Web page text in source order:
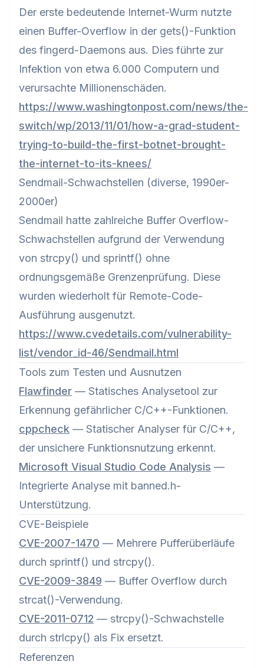
Der erste bedeutende Internet-Wurm nutzte
einen Buffer-Overflow in der gets()-Funktion
des fingerd-Daemons aus. Dies führte zur
Infektion von etwa 6.000 Computern und
verursachte Millionenschäden.
https://www.washingtonpost.com/news/the-
switch/wp/2013/11/01/how-a-grad-student-
trying-to-build-the-first-botnet-brought-
the-internet-to-its-knees/
Sendmail-Schwachstellen (diverse, 1990er-
2000er)
Sendmail hatte zahlreiche Buffer Overflow-
Schwachstellen aufgrund der Verwendung
von strcpy() und sprintf() ohne
ordnungsgemäße Grenzenprüfung. Diese
wurden wiederholt für Remote-Code-
Ausführung ausgenutzt.
https://www.cvedetails.com/vulnerability-
list/vendor_id-46/Sendmail.html
Tools zum Testen und Ausnutzen
Flawfinder — Statisches Analysetool zur
Erkennung gefährlicher C/C++-Funktionen.
cppcheck — Statischer Analyser für C/C++,
der unsichere Funktionsnutzung erkennt.
Microsoft Visual Studio Code Analysis —
Integrierte Analyse mit banned.h-
Unterstützung.
CVE-Beispiele
CVE-2007-1470 — Mehrere Pufferüberläufe
durch sprintf() und strcpy().
CVE-2009-3849 — Buffer Overflow durch
strcat()-Verwendung.
CVE-2011-0712 — strcpy()-Schwachstelle
durch strlcpy() als Fix ersetzt.
Referenzen